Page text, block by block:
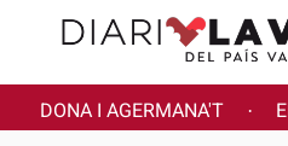
DONA I AGERMANA'T ·